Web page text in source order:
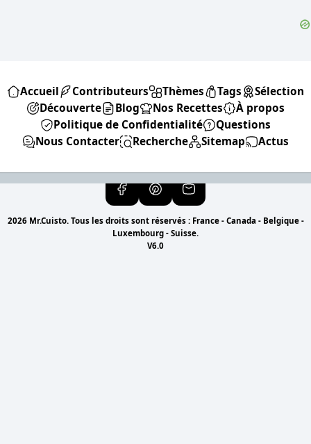
Accueil Contributeurs Thèmes Tags
Sélection
Découverte
Blog Nos Recettes
À propos
Politique de Confidentialité
Questions
Nous Contacter
Recherche Sitemap Actus
2026 Mr.Cuisto. Tous les droits sont réservés : France - Canada - Belgique -
Luxembourg - Suisse.
V6.0